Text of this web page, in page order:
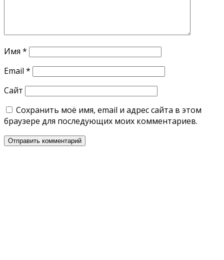
Имя *
Email *
Сайт
Сохранить моё имя, email и адрес сайта в этом
браузере для последующих моих комментариев.